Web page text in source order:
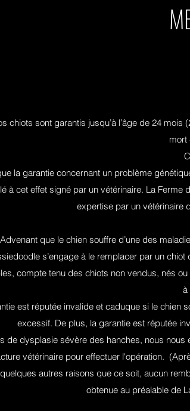
chiots sont garantis jusqu’à l’âge de 24
mort
la garantie concernant un problème
à cet effet signé par un vétérinaire. La
expertise par un vétérinaire
Advenant que le chien souffre d’une des
s’engage à le remplacer par un
compte tenu des chiots non vendus, nés
à
est réputée invalide et caduque si le chien
excessif. De plus, la garantie est réputée
de dysplasie sévère des hanches, nous
vétérinaire pour effectuer l'opération.
autres raisons que ce soit, aucun
obtenue au préalable de